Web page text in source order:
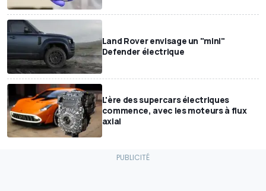
Land Rover envisage un "mini"
Defender électrique
L'ère des supercars électriques
commence, avec les moteurs à flux
axial